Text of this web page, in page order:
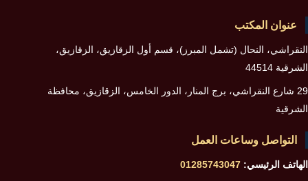
عنوان المكتب
النقراشي، النحال (تشمل المبرز)، قسم أول الزقازيق، الزقازيق،
الشرقية 44514
29 شارع النقراشي، برج المنار، الدور الخامس، الزقازيق، محافظة
الشرقية
التواصل وساعات العمل
الهاتف الرئيسي: 01285743047